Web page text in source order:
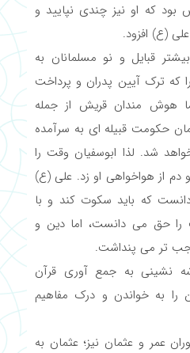
که او نیز چندی نپایید و
(ع) افزود.
قبایل و نو مسلمانان به
که ترک آیین پدران و پرداخت
هوش مندان قریش از جمله
حکومت قبیله ای به سرآمده
شد. لذا ابوسفیان وقت را
دم از هواخواهی او زد. علی (ع)
که باید سکوت کند و با
را حق می دانست، اما دین و
تر می پنداشت.
نشینی به جمع آوری قرآن
را به خواندن و درک مفاهیم
عمر و عثمان نیز؛ عثمان به